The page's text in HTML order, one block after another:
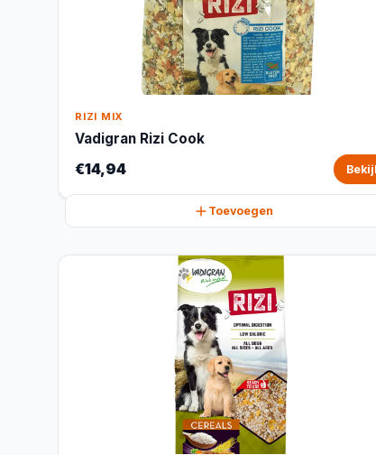
RIZI MIX
Vadigran Rizi Cook
€14,94
Toevoegen